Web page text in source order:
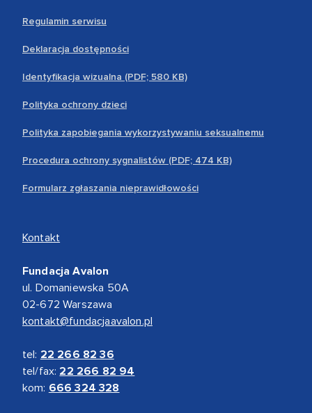
Regulamin serwisu
Deklaracja dostępności
Identyfikacja wizualna (PDF; 580 KB)
Polityka ochrony dzieci
Polityka zapobiegania wykorzystywaniu seksualnemu
Procedura ochrony sygnalistów (PDF; 474 KB)
Formularz zgłaszania nieprawidłowości
Kontakt
Fundacja Avalon
ul. Domaniewska 50A
02-672 Warszawa
kontakt@fundacjaavalon.pl
tel: 22 266 82 36
tel/fax: 22 266 82 94
kom: 666 324 328